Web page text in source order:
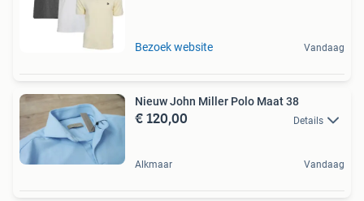
Bezoek website Vandaag
Nieuw John Miller Polo Maat 38
€ 120,00 Details
Alkmaar Vandaag